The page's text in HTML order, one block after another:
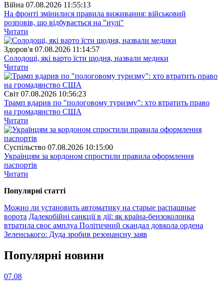
Війна 07.08.2026 11:55:13
На фронті змінилися правила виживання: військовий
розповів, що відбувається на "нулі"
Читати
Здоров'я 07.08.2026 11:14:57
Солодощі, які варто їсти щодня, назвали медики
Читати
Свiт 07.08.2026 10:56:23
Трамп вдарив по "пологовому туризму": хто втратить право
на громадянство США
Читати
Суспiльство 07.08.2026 10:15:00
Українцям за кордоном спростили правила оформлення
паспортів
Читати
Популярнi статтi
Можно ли установить автоматику на старые распашные
ворота Далекобійні санкції в дії: як країна-бензоколонка
втратила своє амплуа Політичний скандал довкола ордена
Зеленського: Дуда зробив резонансну заяв
Популярнi новини
07.08